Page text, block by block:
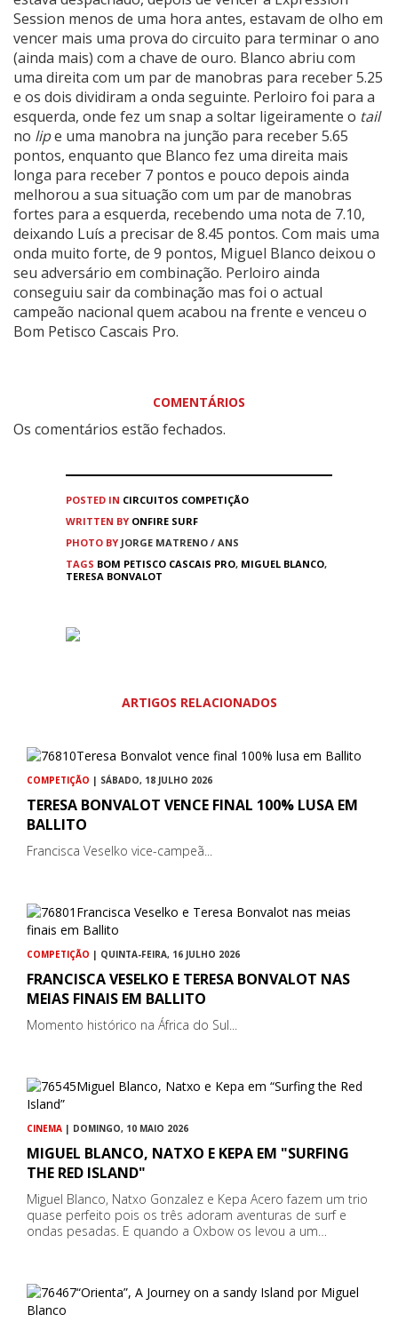
Session menos de uma hora antes, estavam de olho em
vencer mais uma prova do circuito para terminar o ano
(ainda mais) com a chave de ouro. Blanco abriu com
uma direita com um par de manobras para receber 5.25
e os dois dividiram a onda seguinte. Perloiro foi para a
esquerda, onde fez um snap a soltar ligeiramente o tail
no lipe uma manobra na junção para receber 5.65
pontos, enquanto que Blanco fez uma direita mais
longa para receber 7 pontos e pouco depois ainda
melhorou a sua situação com um par de manobras
fortes para a esquerda, recebendo uma nota de 7.10,
deixando Luís a precisar de 8.45 pontos. Com mais uma
onda muito forte, de 9 pontos, Miguel Blanco deixou o
seu adversário em combinação. Perloiro ainda
conseguiu sair da combinação mas foi o actual
campeão nacional quem acabou na frente e venceu o
Bom Petisco Cascais Pro.
COMENTÁRIOS
Os comentários estão fechados.
POSTED IN CIRCUITOS COMPETIÇÃO
WRITTEN BY ONFIRE SURF
PHOTO BY JORGE MATRENO / ANS
TAGS BOM PETISCO CASCAIS PRO, MIGUEL BLANCO,
TERESA BONVALOT
ARTIGOS RELACIONADOS
COMPETIÇÃO | SÁBADO, 18 JULHO 2026
TERESA BONVALOT VENCE FINAL 100% LUSA EM
BALLITO
Francisca Veselko vice-campeã...
COMPETIÇÃO | QUINTA-FEIRA, 16 JULHO 2026
FRANCISCA VESELKO E TERESA BONVALOT NAS
MEIAS FINAIS EM BALLITO
Momento histórico na África do Sul...
CINEMA | DOMINGO, 10 MAIO 2026
MIGUEL BLANCO, NATXO E KEPA EM "SURFING
THE RED ISLAND"
Miguel Blanco, Natxo Gonzalez e Kepa Acero fazem um trio
quase perfeito pois os três adoram aventuras de surf e
ondas pesadas. E quando a Oxbow os levou a um…